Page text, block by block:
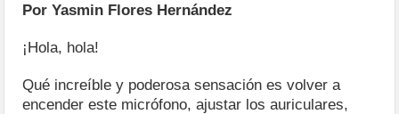
Por Yasmin Flores Hernández
¡Hola, hola!
Qué increíble y poderosa sensación es volver a
encender este micrófono, ajustar los auriculares,